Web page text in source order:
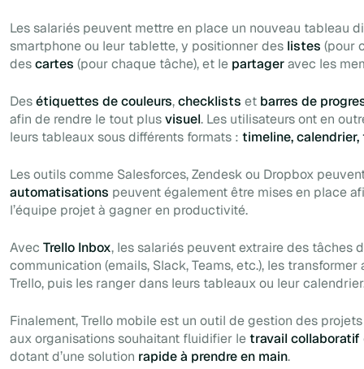
Les salariés peuvent mettre en place un nouveau tableau
smartphone ou leur tablette, y positionner des listes (pour
descartes (pour chaque tâche), et le partageravec les
Desétiquettes de couleurs,checklists et barres de
afin de rendre le tout plusvisuel. Les utilisateurs ont en
leurs tableaux sous différents formats : timeline,
Les outils comme Salesforces, Zendesk ou Dropbox
automatisations peuvent également être mises en place
l’équipe projet à gagner en productivité.
Avec Trello Inbox, les salariés peuvent extraire des tâches
communication (emails, Slack, Teams, etc.), les
Trello, puis les ranger dans leurs tableaux ou leur
Finalement, Trello mobile est un outil de gestion des projets
aux organisations souhaitant fluidifier letravail collaboratif
dotant d’une solution rapide à prendre en main.